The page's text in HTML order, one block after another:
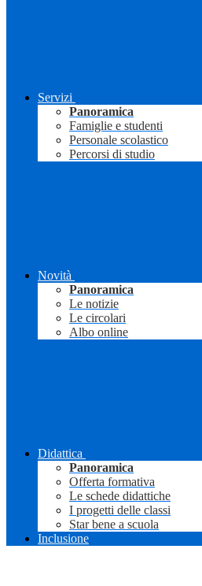
Servizi
Panoramica
Famiglie e studenti
Personale scolastico
Percorsi di studio
Novità
Panoramica
Le notizie
Le circolari
Albo online
Didattica
Panoramica
Offerta formativa
Le schede didattiche
I progetti delle classi
Star bene a scuola
Inclusione